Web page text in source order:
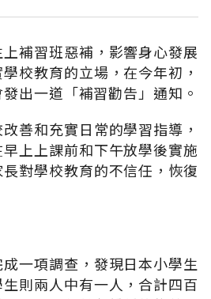
補習班惡補，影響身心發展
校教育的立場，在今年初，
出一道「補習勸告」通知。
善和充實日常的學習指導，
上上課前和下午放學後實施
對學校教育的不信任，恢復
一項調查，發現日本小學生
則兩人中有一人，合計四百